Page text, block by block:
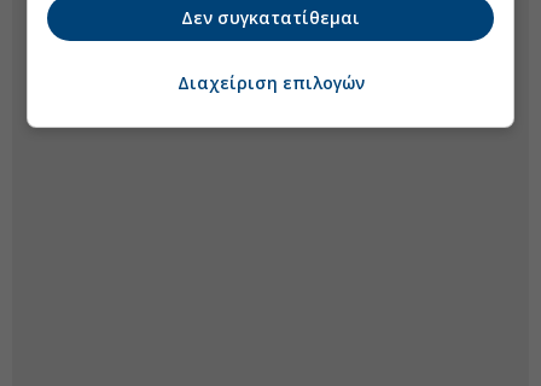
Δεν συγκατατίθεμαι
Διαχείριση επιλογών